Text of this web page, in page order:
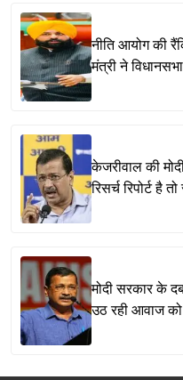
नीति आयोग की
मंत्री ने
केजरीवाल की
रिसर्च रिपोर्ट है
मोदी सरकार के
उठ रही आवाज को